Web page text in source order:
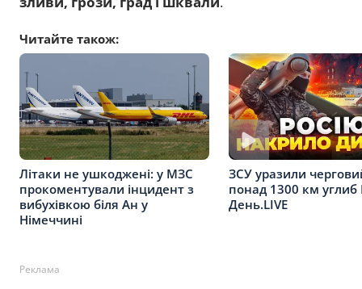
Читайте також:
Літаки не ушкоджені: у МЗС
прокоментували інцидент з
вибухівкою біля Ан у
Німеччині
ЗСУ уразили
понад 1300 км углиб
День.LIVE
Реклама